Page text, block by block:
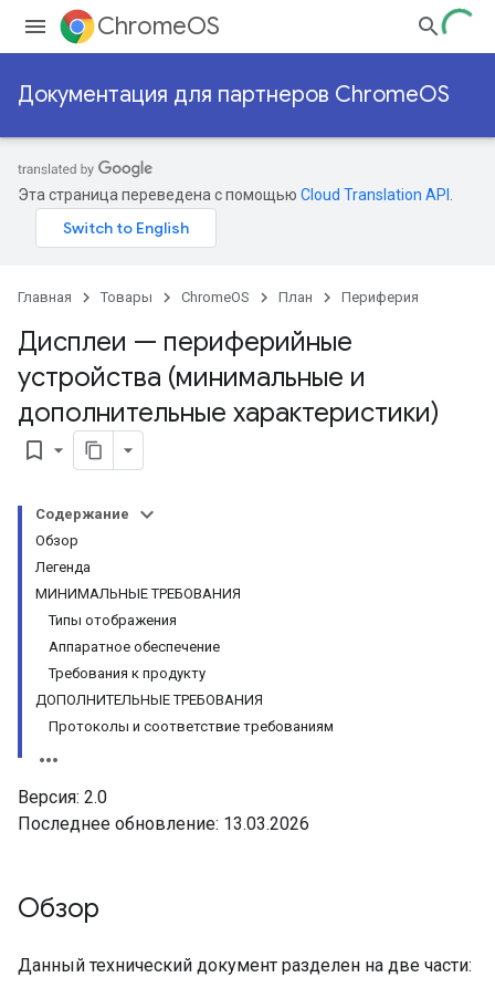
ChromeOS
Документация для партнеров ChromeOS
Эта страница переведена с помощью Cloud Translation API
Главная Товары ChromeOS План Периферия
Дисплеи — периферийные
устройства (минимальные и
дополнительные характеристики)
bookmark_border
Содержание
Обзор
Легенда
МИНИМАЛЬНЫЕ ТРЕБОВАНИЯ
Типы отображения
Аппаратное обеспечение
Требования к продукту
ДОПОЛНИТЕЛЬНЫЕ ТРЕБОВАНИЯ
Протоколы и соответствие требованиям
Версия: 2.0
Последнее обновление: 13.03.2026
Обзор
Данный технический документ разделен на две части: